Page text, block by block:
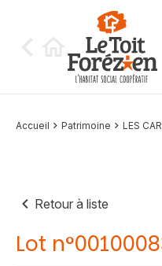
Accueil Patrimoine LES
Retour à liste
Lot